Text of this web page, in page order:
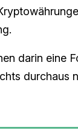
darin eine
durchaus